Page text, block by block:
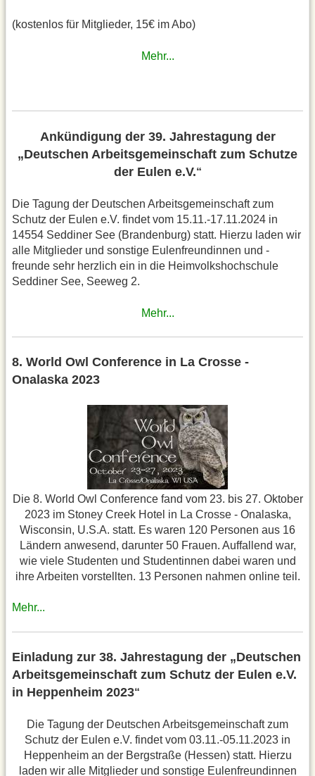
(kostenlos für Mitglieder, 15€ im Abo)
Mehr...
Ankündigung der 39. Jahrestagung der
„Deutschen Arbeitsgemeinschaft zum Schutze
der Eulen e.V.“
Die Tagung der Deutschen Arbeitsgemeinschaft zum
Schutz der Eulen e.V. findet vom 15.11.-17.11.2024 in
14554 Seddiner See (Brandenburg) statt. Hierzu laden wir
alle Mitglieder und sonstige Eulenfreundinnen und -
freunde sehr herzlich ein in die Heimvolkshochschule
Seddiner See, Seeweg 2.
Mehr...
8. World Owl Conference in La Crosse -
Onalaska 2023
Die 8. World Owl Conference fand vom 23. bis 27. Oktober
2023 im Stoney Creek Hotel in La Crosse - Onalaska,
Wisconsin, U.S.A. statt. Es waren 120 Personen aus 16
Ländern anwesend, darunter 50 Frauen. Auffallend war,
wie viele Studenten und Studentinnen dabei waren und
ihre Arbeiten vorstellten. 13 Personen nahmen online teil.
Mehr...
Einladung zur 38. Jahrestagung der „Deutschen
Arbeitsgemeinschaft zum Schutz der Eulen e.V.
in Heppenheim 2023“
Die Tagung der Deutschen Arbeitsgemeinschaft zum
Schutz der Eulen e.V. findet vom 03.11.-05.11.2023 in
Heppenheim an der Bergstraße (Hessen) statt. Hierzu
laden wir alle Mitglieder und sonstige Eulenfreundinnen